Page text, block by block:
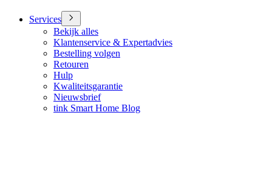
Services
Bekijk alles
Klantenservice & Expertadvies
Bestelling volgen
Retouren
Hulp
Kwaliteitsgarantie
Nieuwsbrief
tink Smart Home Blog